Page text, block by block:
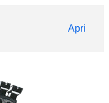
Apri